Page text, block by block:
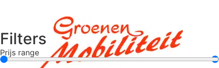
Filters
Prijs range